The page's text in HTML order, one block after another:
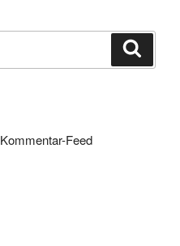
Kommentar-Feed